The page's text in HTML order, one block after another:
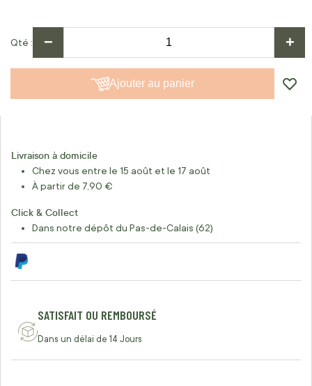
Qté − +
Ajouter au panier
Livraison à domicile
Chez vous entre le 15 août et le 17 août
À partir de 7,90 €
Click & Collect
Dans notre dépôt du Pas-de-Calais (62)
SATISFAIT OU REMBOURSÉ
Dans un délai de 14 Jours